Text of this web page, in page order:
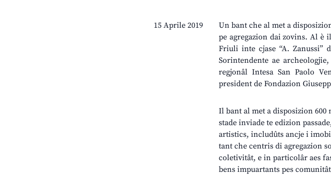
15 Aprile 2019
Un bant che al met a
pe agregazion dai zovins. Al è
Friuli inte cjase “A. Zanussi”
Sorintendente ae
regjonâl Intesa San Paolo
president de Fondazion
Il bant al met a disposizion
stade inviade te edizion
artistics, includûts ancje i
tant che centris di agregazion
coletivitât, e in particolâr aes
bens impuartants pes